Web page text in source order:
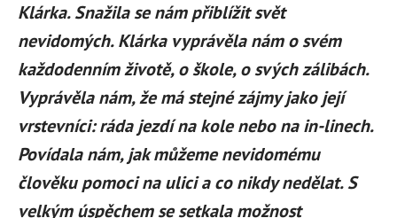
Klárka. Snažila se nám přiblížit svět
nevidomých. Klárka vyprávěla nám o svém
každodenním životě, o škole, o svých zálibách.
Vyprávěla nám, že má stejné zájmy jako její
vrstevníci: ráda jezdí na kole nebo na in-linech.
Povídala nám, jak můžeme nevidomému
člověku pomoci na ulici a co nikdy nedělat. S
velkým úspěchem se setkala možnost